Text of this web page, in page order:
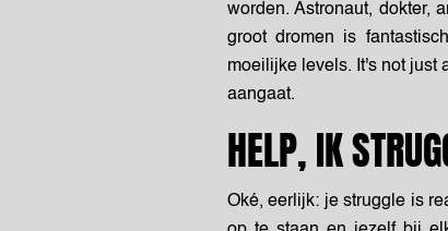
worden. Astronaut, dokter,
groot dromen is
moeilijke levels. It's not just
aangaat.
HELP, IK
Oké, eerlijk: je struggle is